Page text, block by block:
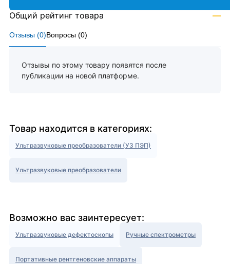
Отзывы (0)Вопросы (0)
Отзывы по этому товару появятся после
публикации на новой платформе.
Общий рейтинг товара —
Товар находится в категориях:
Ультразвуковые преобразователи (УЗ ПЭП)
Ультразвуковые преобразователи
Возможно вас заинтересует:
Ультразвуковые дефектоскопы Ручные спектрометры
Портативные рентгеновские аппараты